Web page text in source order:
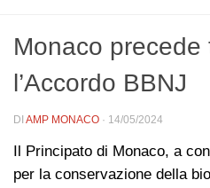
Monaco
l’Accordo BBNJ
DI AMP MONACO · 14/05/2024
Il Principato di Monaco, a
per la conservazione della